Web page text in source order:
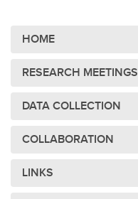
HOME
RESEARCH MEETINGS
DATA COLLECTION
COLLABORATION
LINKS